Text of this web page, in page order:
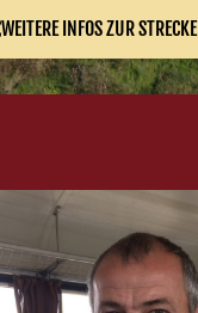
WEITERE INFOS ZUR STRECKE